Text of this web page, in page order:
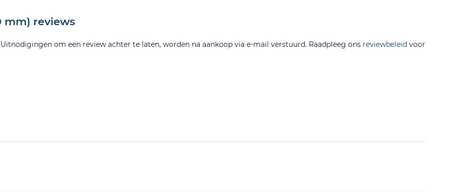
mm) reviews
om een review achter te laten, worden na aankoop via e-mail verstuurd. Raadpleeg ons reviewbeleid voor